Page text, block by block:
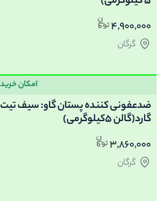
4,900,000
گرگان
امکان خرید
ضدعفونی کننده پستان گاو: سیف تیت
گارد(گالن 5کیلوگرمی)
3,860,000
گرگان